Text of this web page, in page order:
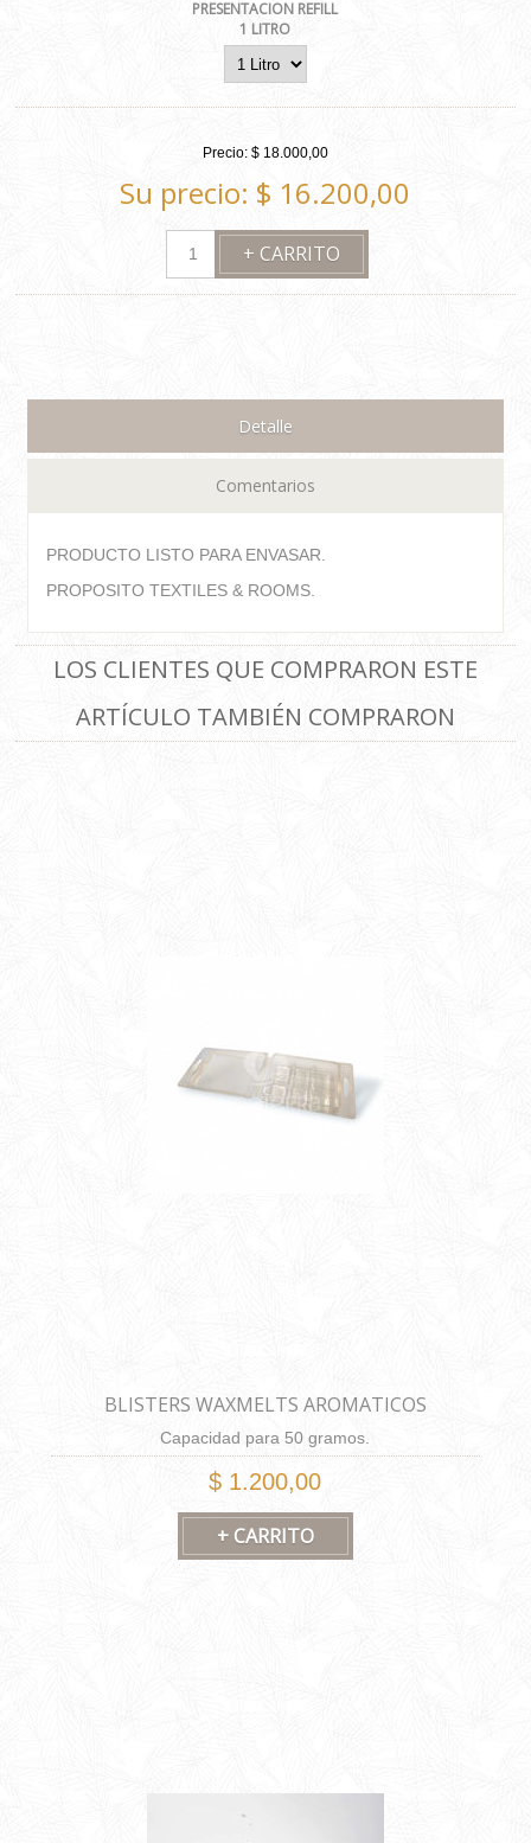
PRESENTACION REFILL
1 LITRO
Precio: $ 18.000,00
Su precio: $ 16.200,00
Detalle
Comentarios
PRODUCTO LISTO PARA ENVASAR.
PROPOSITO TEXTILES & ROOMS.
LOS CLIENTES QUE COMPRARON ESTE
ARTÍCULO TAMBIÉN COMPRARON
BLISTERS WAXMELTS AROMATICOS
Capacidad para 50 gramos.
$ 1.200,00